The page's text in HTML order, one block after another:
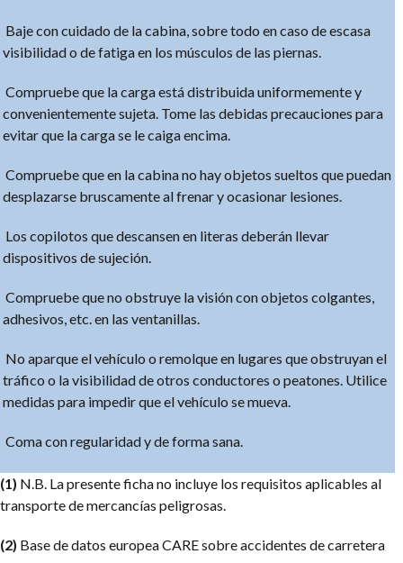
Baje con cuidado de la cabina, sobre todo en caso de escasa
visibilidad o de fatiga en los músculos de las piernas.
Compruebe que la carga está distribuida uniformemente y
convenientemente sujeta. Tome las debidas precauciones para
evitar que la carga se le caiga encima.
Compruebe que en la cabina no hay objetos sueltos que puedan
desplazarse bruscamente al frenar y ocasionar lesiones.
Los copilotos que descansen en literas deberán llevar
dispositivos de sujeción.
Compruebe que no obstruye la visión con objetos colgantes,
adhesivos, etc. en las ventanillas.
No aparque el vehículo o remolque en lugares que obstruyan el
tráfico o la visibilidad de otros conductores o peatones. Utilice
medidas para impedir que el vehículo se mueva.
Coma con regularidad y de forma sana.
(1) N.B. La presente ficha no incluye los requisitos aplicables al
transporte de mercancías peligrosas.
(2) Base de datos europea CARE sobre accidentes de carretera